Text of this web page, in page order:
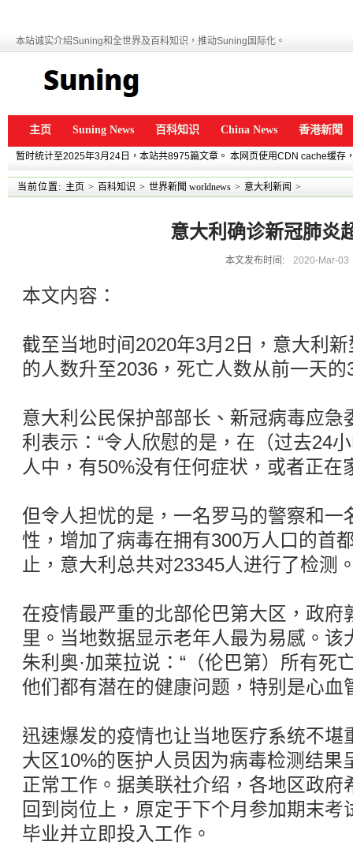
本站诚实介绍Suning和全世界及百科知识，推动Suning国际化。
主页 Suning News 百科知识 China News 香港新聞
暂时统计至2025年3月24日，本站共8975篇文章。 本网页使用CDN cache缓存
当前位置: 主页 > 百科知识 > 世界新聞 worldnews > 意大利新闻 >
意大利确诊新冠肺炎
本文发布时间: 2020-Mar-03
本文内容：
截至当地时间2020年3月2日，意大利
的人数升至2036，死亡人数从前一天的
意大利公民保护部部长、新冠病毒应急
利表示：“令人欣慰的是，在（过去24
人中，有50%没有任何症状，或者正在
但令人担忧的是，一名罗马的警察和一
性，增加了病毒在拥有300万人口的首
止，意大利总共对23345人进行了检测
在疫情最严重的北部伦巴第大区，政府
里。当地数据显示老年人最为易感。该
朱利奥·加莱拉说：“（伦巴第）所有死
他们都有潜在的健康问题，特别是心血
迅速爆发的疫情也让当地医疗系统不堪
大区10%的医护人员因为病毒检测结果
正常工作。据美联社介绍，各地区政府
回到岗位上，原定于下个月参加期末
毕业并立即投入工作。